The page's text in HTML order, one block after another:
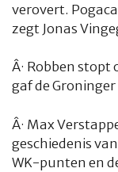
verovert.
zegt Jonas
Â· Robben stopt
gaf de
Â· Max
geschiedenis
WK-punten en